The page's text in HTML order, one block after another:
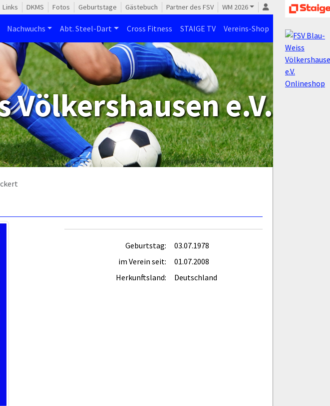
Links DKMS Fotos Geburtstage Gästebuch Partner des FSV WM 2026
Nachwuchs Abt. Steel-Dart Cross Fitness STAIGE TV Vereins-Shop
Völkershausen e.V.
Geburtstag:
03.07.1978
im Verein seit:
01.07.2008
Herkunftsland:
Deutschland